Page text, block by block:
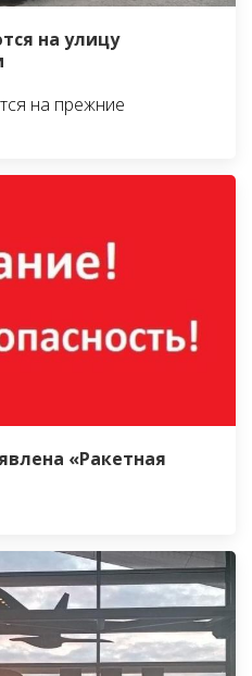
на улицу
на прежние
«Ракетная